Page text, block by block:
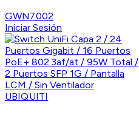
GWN7002
Iniciar Sesión
UBIQUITI